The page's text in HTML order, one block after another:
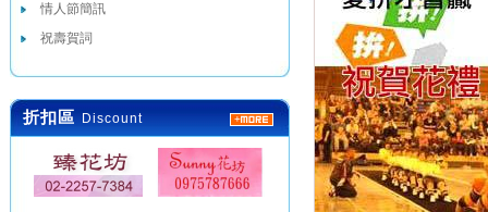
情人節簡訊
祝壽賀詞
折扣區 Discount